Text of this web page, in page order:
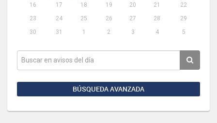
16
17 18 19 20 21
22
23
24 25 26 27 28
29
30
31 1 2 3 4 5
BÚSQUEDA AVANZADA